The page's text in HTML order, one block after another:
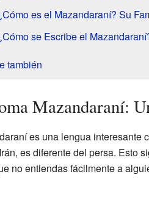
es el Mazandaraní? Su
se Escribe el
también
Mazandaraní:
es una lengua interesante
es diferente del persa. Esto
no entiendas fácilmente a